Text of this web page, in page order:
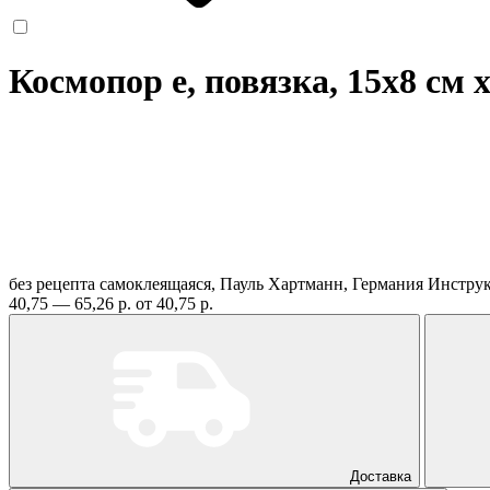
Космопор е, повязка, 15х8 см
без рецепта самоклеящаяся, Пауль Хартманн, Германия
40,75 — 65,26 р. от 40,75 р.
Доставка